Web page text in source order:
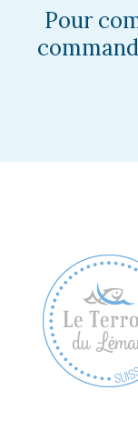
Pour